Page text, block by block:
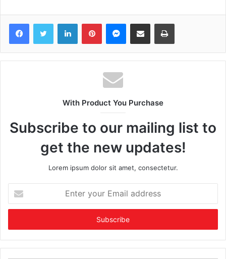
FacebookTwitter LinkedInPinterestMessenger
Share via Email Print
With Product You Purchase
Subscribe to our mailing list to
get the new updates!
Lorem ipsum dolor sit amet, consectetur.
your
Email